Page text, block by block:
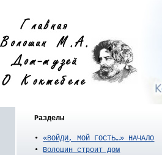
Разделы
•«ВОЙДИ, МОЙ ГОСТЬ…» НАЧАЛО
• Волошин строит дом